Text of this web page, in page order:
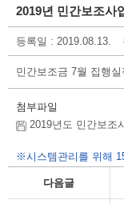
2019년 민간보조사
등록일 : 2019.08.13.
민간보조금 7월 집행
첨부파일
2019년도 민간보조
※시스템관리를 위해
다음글